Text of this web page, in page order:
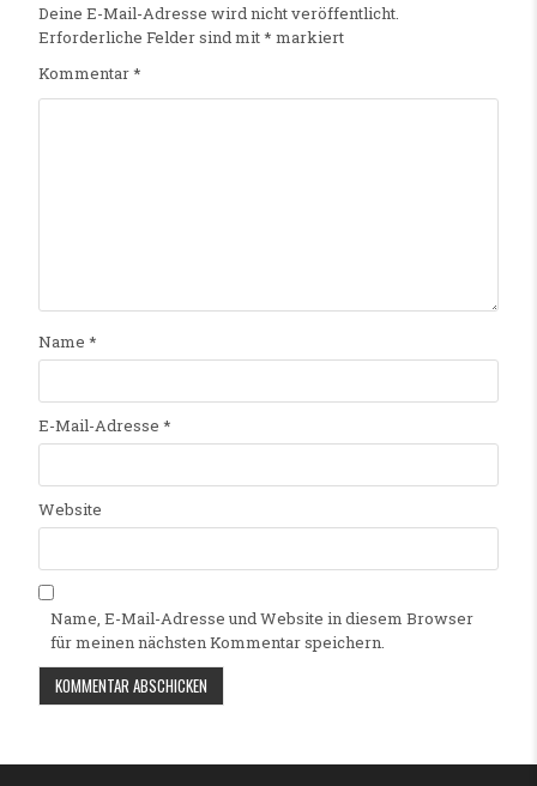
Deine E-Mail-Adresse wird nicht veröffentlicht.
Erforderliche Felder sind mit* markiert
Kommentar*
Name *
E-Mail-Adresse *
Website
Name, E-Mail-Adresse und Website in diesem Browser
für meinen nächsten Kommentar speichern.